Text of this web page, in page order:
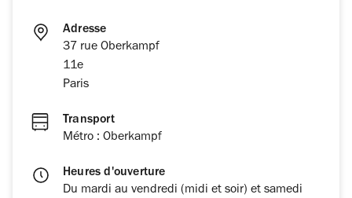
Adresse
37 rue Oberkampf
11e
Paris
Transport
Métro : Oberkampf
Heures d'ouverture
Du mardi au vendredi (midi et soir) et samedi